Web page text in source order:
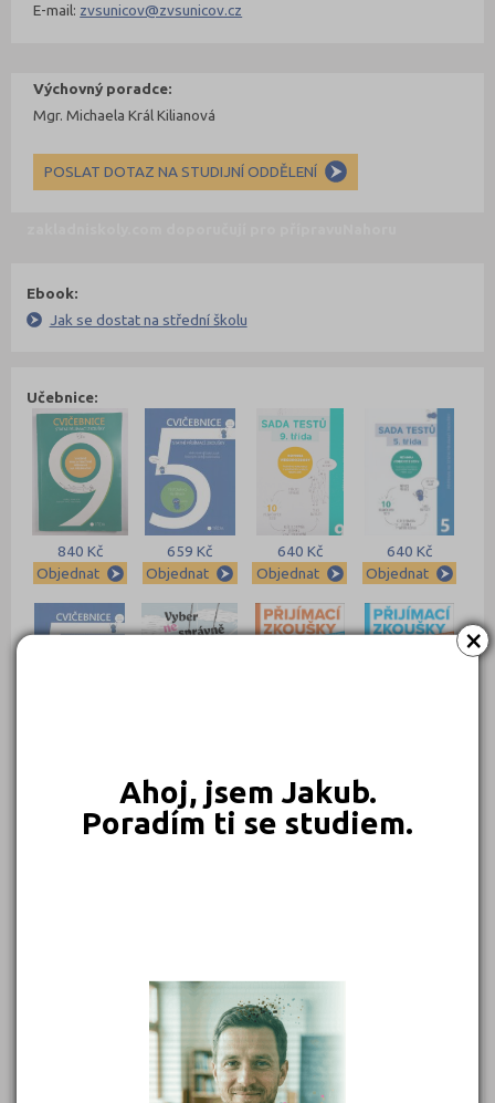
×
Ahoj, jsem Jakub.
Poradím ti se studiem.
E-mail: zvsunicov@zvsunicov.cz
Výchovný poradce:
Mgr. Michaela Král Kilianová
POSLAT DOTAZ NA STUDIJNÍ ODDĚLENÍ
Ebook:
Jak se dostat na střední školu
Učebnice:
840 Kč
Objednat
659 Kč
Objednat
640 Kč
Objednat
640 Kč
Objednat